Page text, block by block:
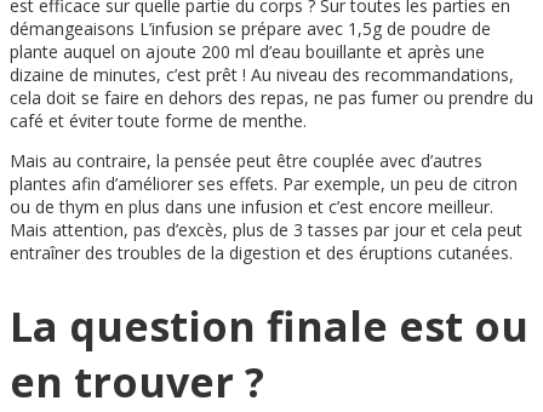
est efficace sur quelle partie du corps ? Sur toutes les parties en
démangeaisons L’infusion se prépare avec 1,5g de poudre de
plante auquel on ajoute 200 ml d’eau bouillante et après une
dizaine de minutes, c’est prêt ! Au niveau des recommandations,
cela doit se faire en dehors des repas, ne pas fumer ou prendre du
café et éviter toute forme de menthe.
Mais au contraire, la pensée peut être couplée avec d’autres
plantes afin d’améliorer ses effets. Par exemple, un peu de citron
ou de thym en plus dans une infusion et c’est encore meilleur.
Mais attention, pas d’excès, plus de 3 tasses par jour et cela peut
entraîner des troubles de la digestion et des éruptions cutanées.
La question finale est ou
en trouver ?